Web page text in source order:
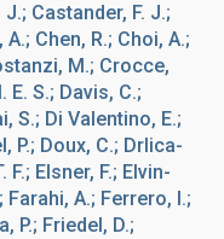
Castander, F. J.;
Chen, R.; Choi, A.;
M.; Crocce,
E. S.; Davis, C.;
S.; Di Valentino, E.;
P.; Doux, C.; Drlica-
F.; Elsner, F.; Elvin-
Farahi, A.; Ferrero, I.;
P.; Friedel, D.;